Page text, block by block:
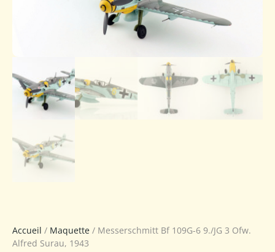
Accueil / Maquette / Messerschmitt Bf 109G-6 9./JG 3 Ofw.
Alfred Surau, 1943